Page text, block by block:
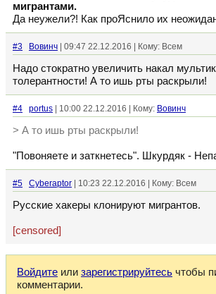
мигрантами.
Да неужели?! Как проЯснило их
#3 Вовинч | 09:47 22.12.2016 | Кому: Всем
Надо стократно увеличить накал
толерантности! А то ишь рты раскрыли!
#4 portus | 10:00 22.12.2016 | Кому: Вовинч
> А то ишь рты раскрыли!
"Повоняете и заткнетесь". Шкурдяк -
#5 Cyberaptor | 10:23 22.12.2016 | Кому: Всем
Русские хакеры клонируют мигрантов.
[censored]
Войдите или зарегистрируйтесь чтобы
комментарии.